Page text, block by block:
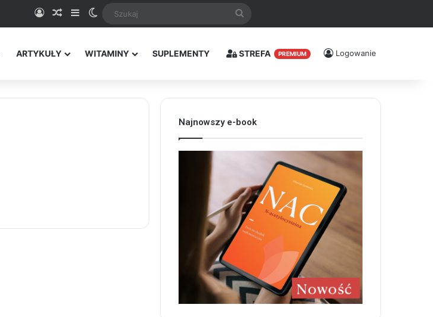
Logowanie
Random Article
SidebarSwitch skin
ARTYKUŁY WITAMINY SUPLEMENTY STREFA PREMIUM Logowanie
Najnowszy e-book